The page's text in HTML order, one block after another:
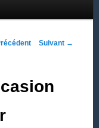
des articles
Suivant →